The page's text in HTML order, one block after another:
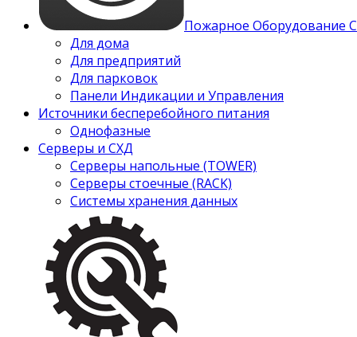
Пожарное Оборудование
Для дома
Для предприятий
Для парковок
Панели Индикации и Управления
Источники бесперебойного питания
Однофазные
Серверы и СХД
Серверы напольные (TOWER)
Серверы стоечные (RACK)
Системы хранения данных